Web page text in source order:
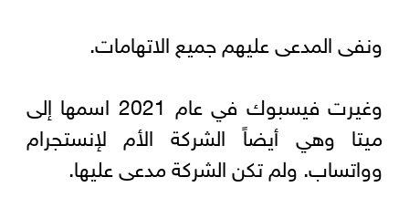
ونفى المدعى عليهم جميع الاتهامات.
وغيرت فيسبوك في عام 2021 اسمها إلى
ميتا وهي أيضاً الشركة الأم لإنستجرام
وواتساب. ولم تكن الشركة مدعى عليها.